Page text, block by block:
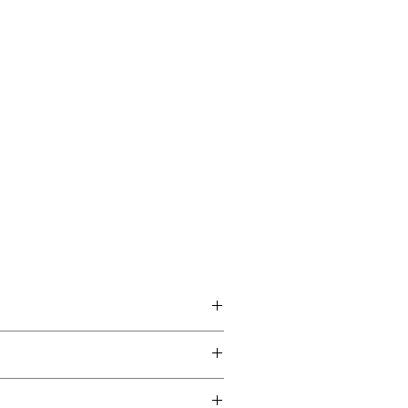
e partículas que conferem brilho ao